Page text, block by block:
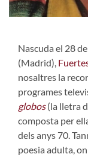
Nascuda el 28
(Madrid),
nosaltres la
programes
globos(la lletra
composta per
dels anys 70.
poesia adulta,